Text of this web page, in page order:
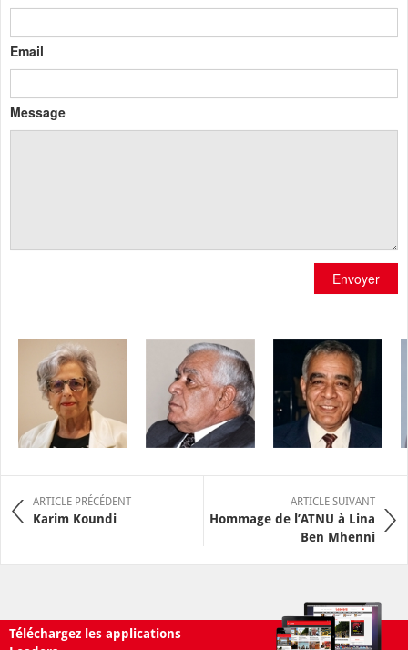
Email
Message
Envoyer
ARTICLE PRÉCÉDENT
Karim Koundi
ARTICLE SUIVANT
Hommage de l’ATNU à Lina
Ben Mhenni
Téléchargez les applications